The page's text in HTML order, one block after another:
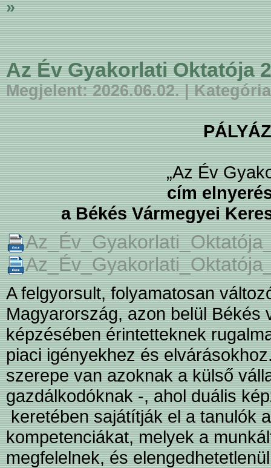
»
Az Év Gyakorlati Oktatója
Megjelent: 2026.06.02. |
„Az Év
cím
a Békés Vármegyei
A felgyorsult, folyamatosan
Magyarország, azon belül Békés
képzésében érintetteknek
piaci igényekhez és
szerepe van azoknak a külső
gazdálkodóknak -, ahol duális
keretében sajátítják el a tanulók
kompetenciákat, melyek a
megfelelnek, és